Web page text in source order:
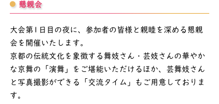
懇親会
大会第1日目の夜に、参加者の皆様と親睦を深める懇親
会を開催いたします。
京都の伝統文化を象徴する舞妓さん・芸妓さんの華やか
な京舞の「演舞」をご堪能いただけるほか、芸舞妓さん
と写真撮影ができる「交流タイム」もご用意しておりま
す。